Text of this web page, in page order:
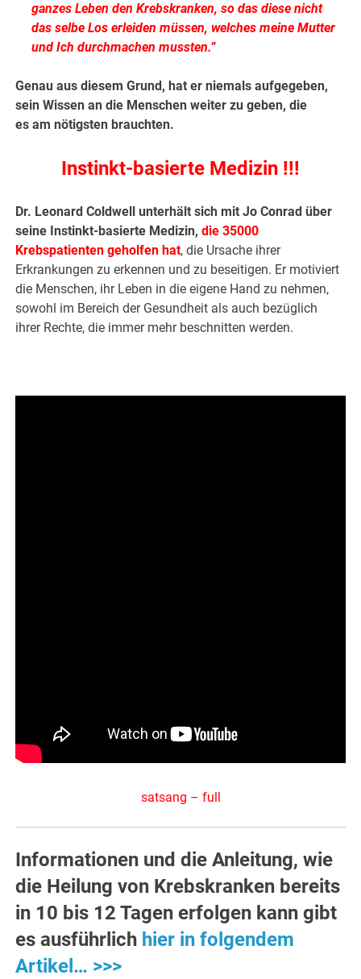
ganzes Leben den Krebskranken, so das diese nicht
das selbe Los erleiden müssen, welches meine Mutter
und Ich durchmachen mussten.”
Genau aus diesem Grund, hat er niemals aufgegeben,
sein Wissen an die Menschen weiter zu geben, die
es am nötigsten brauchten.
Instinkt-basierte Medizin !!!
Dr. Leonard Coldwell unterhält sich mit Jo Conrad über
seine Instinkt-basierte Medizin,die 35000
Krebspatienten geholfen hat, die Ursache ihrer
Erkrankungen zu erkennen und zu beseitigen. Er motiviert
die Menschen, ihr Leben in die eigene Hand zu nehmen,
sowohl im Bereich der Gesundheit als auch bezüglich
ihrer Rechte, die immer mehr beschnitten werden.
satsang – full
Informationen und die Anleitung, wie
die Heilung von Krebskranken bereits
in 10 bis 12 Tagen erfolgen kann gibt
es ausführlich hier in folgendem
Artikel… >>>